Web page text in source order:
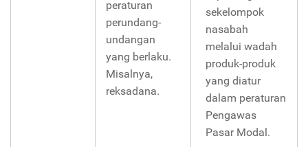
peraturan
perundang-
undangan
yang berlaku.
Misalnya,
reksadana.
sekelompok
nasabah
melalui wadah
produk-produk
yang diatur
dalam peraturan
Pengawas
Pasar Modal.